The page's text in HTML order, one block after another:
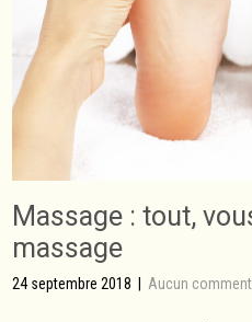
Massage : tout,
massage
24 septembre 2018 Aucun